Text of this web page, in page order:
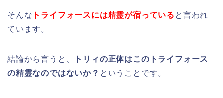
そんな トライフォースには精霊が宿っている と言われ
ています。
結論から言うと、
トリィの正体はこのトライフォース
の精霊なのではないか？ ということです。